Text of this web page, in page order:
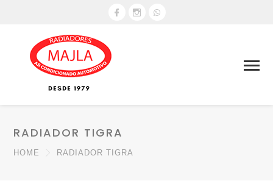
RADIADOR TIGRA
HOME RADIADOR TIGRA